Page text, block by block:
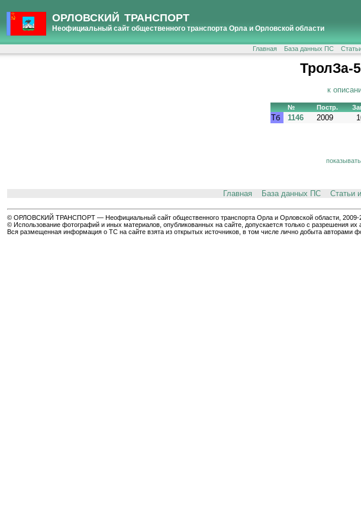
ОРЛОВСКИЙ ТРАНСПОРТ
Неофициальный сайт общественного транспорта Орла и Орловской области
Главная База данных ПС
ТролЗа-
к
№ Постр.
Тб 1146 2009
Главная База данных ПС Статьи
© ОРЛОВСКИЙ ТРАНСПОРТ — Неофициальный сайт общественного транспорта Орла и Орловской области, 2009-
© Использование фотографий и иных материалов, опубликованных на сайте, допускается только с разрешения их
Вся размещенная информация о ТС на сайте взята из открытых источников, в том числе лично добыта авторами